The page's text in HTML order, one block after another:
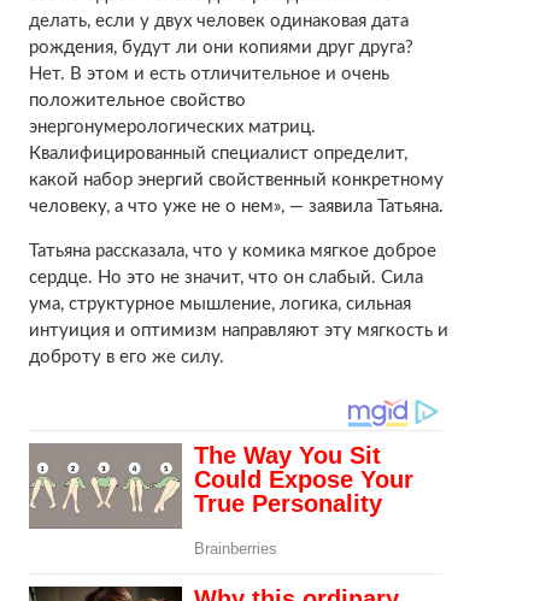
делать, если у двух человек одинаковая дата
рождения, будут ли они копиями друг друга?
Нет. В этом и есть отличительное и очень
положительное свойство
энергонумерологических матриц.
Квалифицированный специалист определит,
какой набор энергий свойственный конкретному
человеку, а что уже не о нем», — заявила Татьяна.
Татьяна рассказала, что у комика мягкое доброе
сердце. Но это не значит, что он слабый. Сила
ума, структурное мышление, логика, сильная
интуиция и оптимизм направляют эту мягкость и
доброту в его же силу.